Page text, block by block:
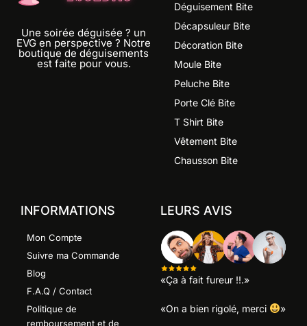
Une soirée déguisée ? un
EVG en perspective ? Notre
boutique de déguisements
est faite pour vous.
Déguisement Bite
Décapsuleur Bite
Décoration Bite
Moule Bite
Peluche Bite
Porte Clé Bite
T Shirt Bite
Vêtement Bite
Chausson Bite
INFORMATIONS
Mon Compte
Suivre ma Commande
Blog
F.A.Q / Contact
Politique de
remboursement et de
LEURS AVIS
«Ça à fait fureur !!.»
«On a bien rigolé, merci »